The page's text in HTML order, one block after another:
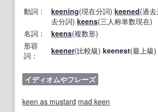
動詞： keening(現在分詞) keened(過
去分詞) keens(三人称単数現在)
名詞：
keens(複数形)
形容
詞：
keener(比較級) keenest(最上級)
イディオムやフレーズ
keen as mustard mad keen